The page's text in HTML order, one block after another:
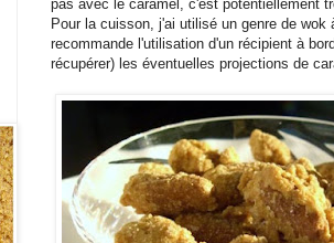
pas avec le caramel, c'est potentiellement
Pour la cuisson, j'ai utilisé un genre de
recommande l'utilisation d'un récipient à
récupérer) les éventuelles projections de